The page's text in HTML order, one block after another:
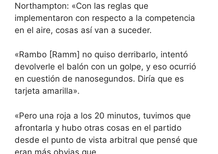
Northampton: «Con las reglas que
implementaron con respecto a la competencia
en el aire, cosas así van a suceder.
«Rambo [Ramm] no quiso derribarlo, intentó
devolverle el balón con un golpe, y eso ocurrió
en cuestión de nanosegundos. Diría que es
tarjeta amarilla».
«Pero una roja a los 20 minutos, tuvimos que
afrontarla y hubo otras cosas en el partido
desde el punto de vista arbitral que pensé que
eran más obvias que